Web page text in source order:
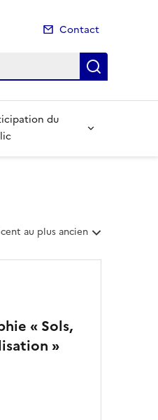
Contact
du
au plus ancien
« Sols,
»